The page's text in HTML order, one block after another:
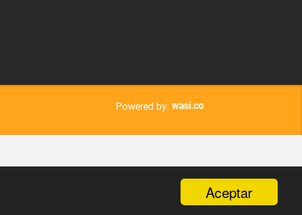
Aceptar
Powered by: wasi.co